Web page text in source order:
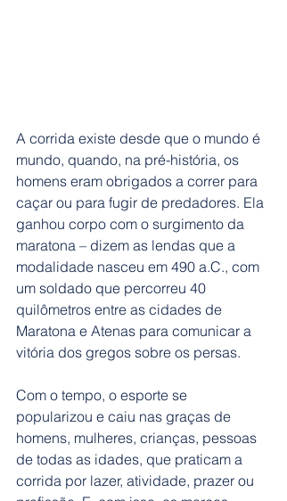
A corrida existe desde que o mundo é
mundo, quando, na pré-história, os
homens eram obrigados a correr para
caçar ou para fugir de predadores. Ela
ganhou corpo com o surgimento da
maratona – dizem as lendas que a
modalidade nasceu em 490 a.C., com
um soldado que percorreu 40
quilômetros entre as cidades de
Maratona e Atenas para comunicar a
vitória dos gregos sobre os persas.
Com o tempo, o esporte se
popularizou e caiu nas graças de
homens, mulheres, crianças, pessoas
de todas as idades, que praticam a
corrida por lazer, atividade, prazer ou